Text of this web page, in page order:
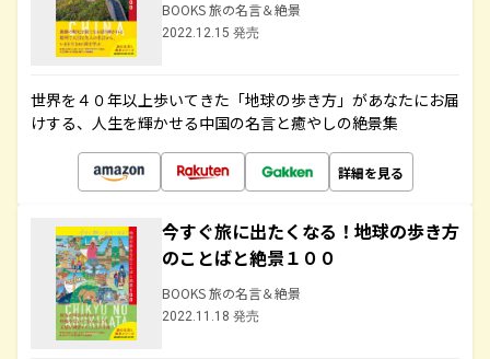
BOOKS 旅の名言＆絶景
2022.12.15 発売
世界を４０年以上歩いてきた「地球の歩き方」があなたにお届
けする、人生を輝かせる中国の名言と癒やしの絶景集
詳細を見る
今すぐ旅に出たくなる！地球の歩き方
のことばと絶景１００
BOOKS 旅の名言＆絶景
2022.11.18 発売